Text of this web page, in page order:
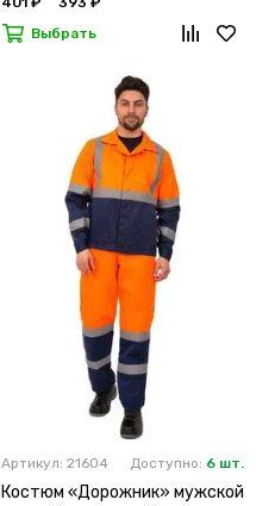
Выбрать
Артикул: 21604 Доступно: 6 шт.
Костюм «Дорожник» мужской